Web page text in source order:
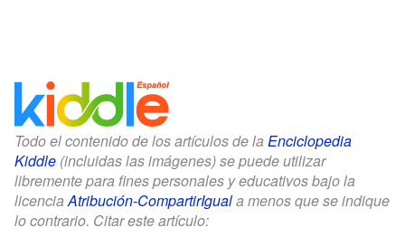
Todo el contenido de los artículos de la Enciclopedia
Kiddle (incluidas las imágenes) se puede utilizar
libremente para fines personales y educativos bajo la
licenciaAtribución-CompartirIguala menos que se indique
lo contrario. Citar este artículo: